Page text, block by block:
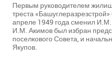
Первым руководителем
треста
апреле 1949 года сменил
И.М. Акимов был избран
поселкового Совета, и
Якупов.